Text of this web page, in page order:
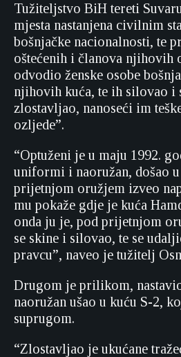
Tužiteljstvo BiH tereti
mjesta nastanjena civilnim
bošnjačke nacionalnosti, te
oštećenih i članova
odvodio ženske osobe
njihovih kuća, te ih silovao i
zlostavljao, nanoseći im
ozljede”.
“Optuženi je u maju 1992.
uniformi i naoružan, došao
prijetnjom oružjem izveo
mu pokaže gdje je kuća
onda ju je, pod prijetnjom
se skine i silovao, te se
pravcu”, naveo je tužitelj
Drugom je prilikom,
naoružan ušao u kuću S-2,
suprugom.
“Zlostavljao je ukućane